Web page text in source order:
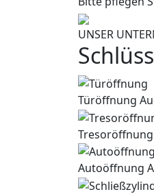
UNSER
Türöffnung
Autoöffnung